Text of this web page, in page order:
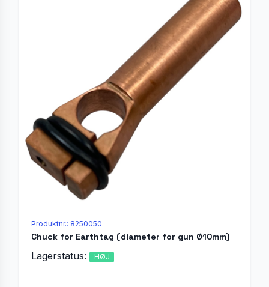
Produktnr.: 8250050
Chuck for Earthtag (diameter for gun Ø10mm)
Lagerstatus: HØJ